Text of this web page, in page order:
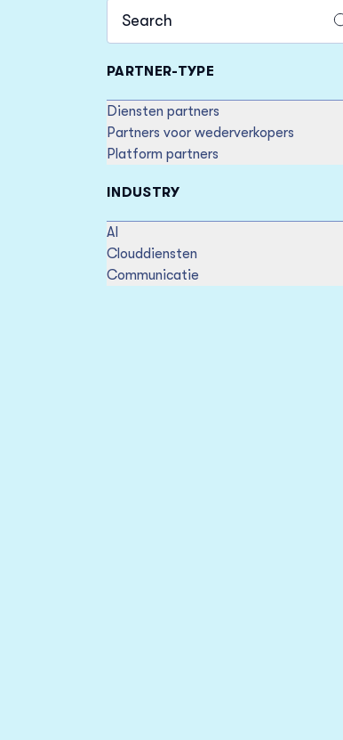
Enter keywords in the search
PARTNER-TYPE
Diensten partners
Partners voor wederverkopers
Platform partners
INDUSTRY
AI
Clouddiensten
Communicatie